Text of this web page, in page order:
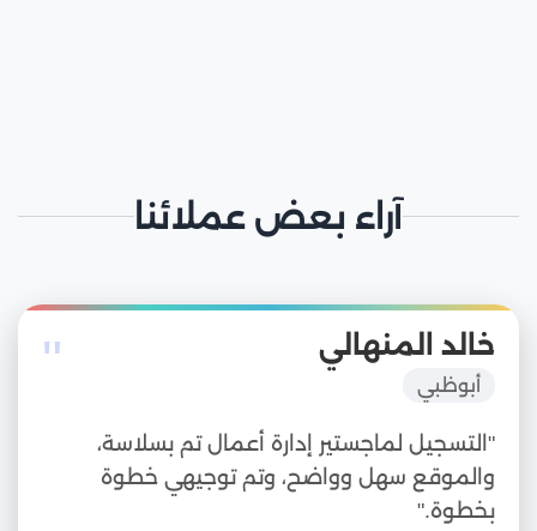
آراء بعض عملائنا
" خالد المنهالي
أبوظبي
"التسجيل لماجستير إدارة أعمال تم بسلاسة،
والموقع سهل وواضح، وتم توجيهي خطوة
بخطوة."